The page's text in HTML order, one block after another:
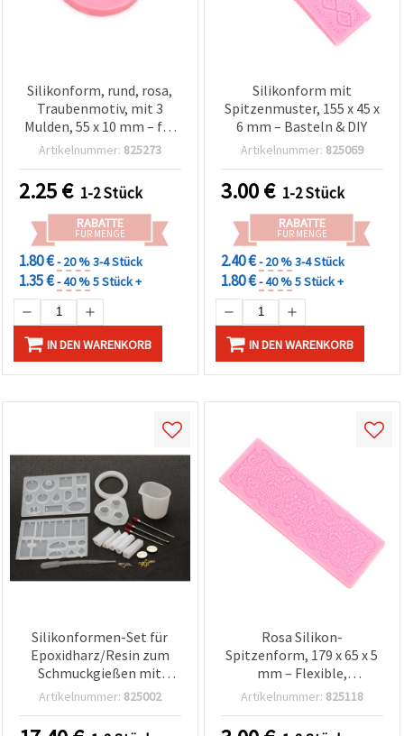
Silikonform, rund, rosa,
Traubenmotiv, mit 3
Mulden, 55 x 10 mm – für
Tortendeko, Fondant,
Harz/Epoxidharz &
Polymer Clay
Artikelnummer: 825273
2.25€ 1-2 Stück
RABATTE
FÜR MENGE
1.80 €- 20 %3-4 Stück
1.35 €- 40 %5 Stück +
IN DEN WARENKORB
Silikonform mit
Spitzenmuster, 155 x 45 x
6 mm – Basteln & DIY
Artikelnummer: 825069
3.00€ 1-2 Stück
RABATTE
FÜR MENGE
2.40 €- 20 %3-4 Stück
1.80 €- 40 %5 Stück +
IN DEN WARENKORB
Silikonformen-Set für
Epoxidharz/Resin zum
Schmuckgießen mit
Bastelwerkzeugen –
Artikelnummer: 825002
Rosa Silikon-
Spitzenform, 179 x 65 x 5
mm – Flexible,
antihaftende Form mit
für Tortendeko, Fondant-
Artikelnummer: 825118